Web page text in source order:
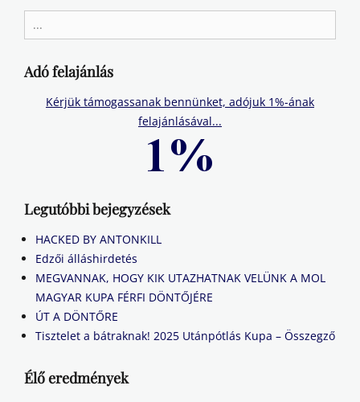
for:
Adó felajánlás
Kérjük támogassanak bennünket, adójuk 1%-ának
felajánlásával...
Legutóbbi bejegyzések
HACKED BY ANTONKILL
Edzői álláshirdetés
MEGVANNAK, HOGY KIK UTAZHATNAK VELÜNK A MOL
MAGYAR KUPA FÉRFI DÖNTŐJÉRE
ÚT A DÖNTŐRE
Tisztelet a bátraknak! 2025 Utánpótlás Kupa – Összegző
Élő eredmények